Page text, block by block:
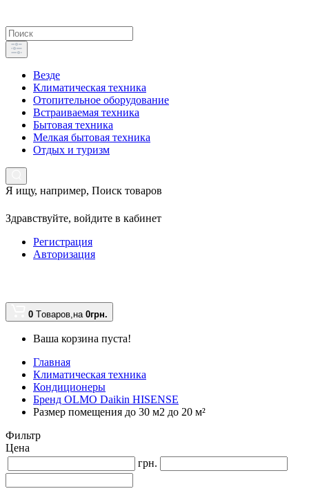
Везде
Климатическая техника
Отопительное оборудование
Встраиваемая техника
Бытовая техника
Мелкая бытовая техника
Отдых и туризм
Я ищу, например, Поиск товаров
Здравствуйте, войдите в кабинет
Регистрация
Авторизация
0 Tоваров,на 0грн.
Ваша корзина пуста!
Главная
Климатическая техника
Кондиционеры
Бренд OLMO Daikin HISENSE
Размер помещения до 30 м2 до 20 м²
Фильтр
Цена
грн.